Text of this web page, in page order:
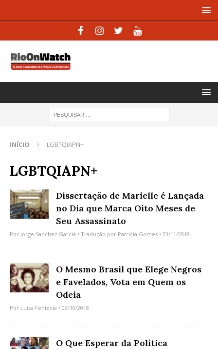
INÍCIO LGBTQIAPN+
LGBTQIAPN+
Dissertação de Marielle é Lançada
no Dia que Marca Oito Meses de
Seu Assassinato
Por Jorge Sanchez Garcia • Tradução por Patricia Gomes • 23/11/2018
O Mesmo Brasil que Elege Negros
e Favelados, Vota em Quem os
Odeia
Por Luisa Fenizola • 09/10/2018
O Que Esperar da Política